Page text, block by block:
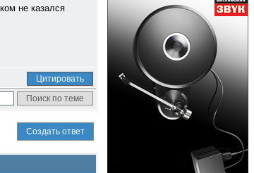
не казался
Цитировать
Создать ответ